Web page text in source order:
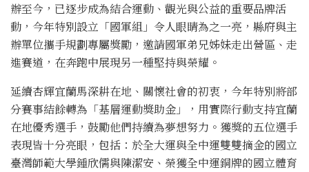
辦至今，已逐步成為結合運動、觀光與公益的重要品牌活
動，今年特別設立「國軍組」令人眼睛為之一亮，縣府與主
辦單位攜手規劃專屬獎勵，邀請國軍弟兄姊妹走出營區、走
進賽道，在奔跑中展現另一種堅持與榮耀。
延續杏輝宜蘭馬深耕在地、關懷社會的初衷，今年特別將部
分賽事結餘轉為「基層運動獎助金」，用實際行動支持宜蘭
在地優秀選手，鼓勵他們持續為夢想努力。獲獎的五位選手
表現皆十分亮眼，包括：於全大運與全中運雙雙摘金的國立
臺灣師範大學鍾欣儒與陳潔安、榮獲全中運銅牌的國立體育